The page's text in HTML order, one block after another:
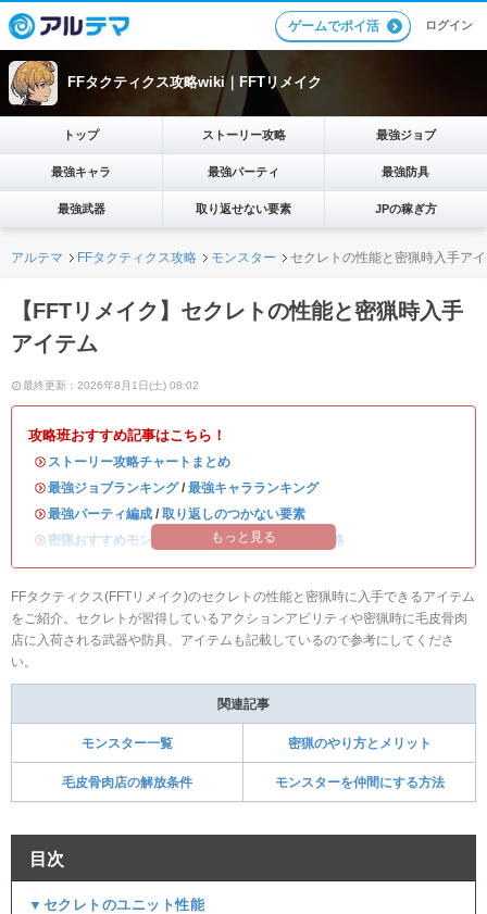
ゲームでポイ活 ログイン
FFタクティクス攻略wiki｜FFTリメイク
トップ ストーリー攻略 最強ジョブ
最強キャラ 最強パーティ 最強防具
最強武器 取り返せない要素 JPの稼ぎ方
アルテマ FFタクティクス攻略 モンスター セクレトの性能と密猟時入手ア
【FFTリメイク】セクレトの性能と密猟時入手
アイテム
最終更新：2026年8月1日(土) 08:02
攻略班おすすめ記事はこちら！
・ ストーリー攻略チャートまとめ
・最強ジョブランキング/ 最強キャラランキング
・最強パーティ編成 / 取り返しのつかない要素
・ 密猟おすすめモンスター ディープダンジョン攻略
もっと見る
FFタクティクス(FFTリメイク)のセクレトの性能と密猟時に入手できるアイテム
をご紹介。セクレトが習得しているアクションアビリティや密猟時に毛皮骨肉
店に入荷される武器や防具、アイテムも記載しているので参考にしてくださ
い。
関連記事
モンスター一覧 密猟のやり方とメリット
毛皮骨肉店の解放条件 モンスターを仲間にする方法
目次
▼セクレトのユニット性能